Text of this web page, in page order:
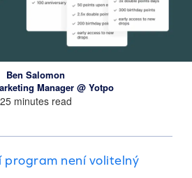
Ben Salomon
Manager @ Yotpo
25 minutes read
program není volitelný